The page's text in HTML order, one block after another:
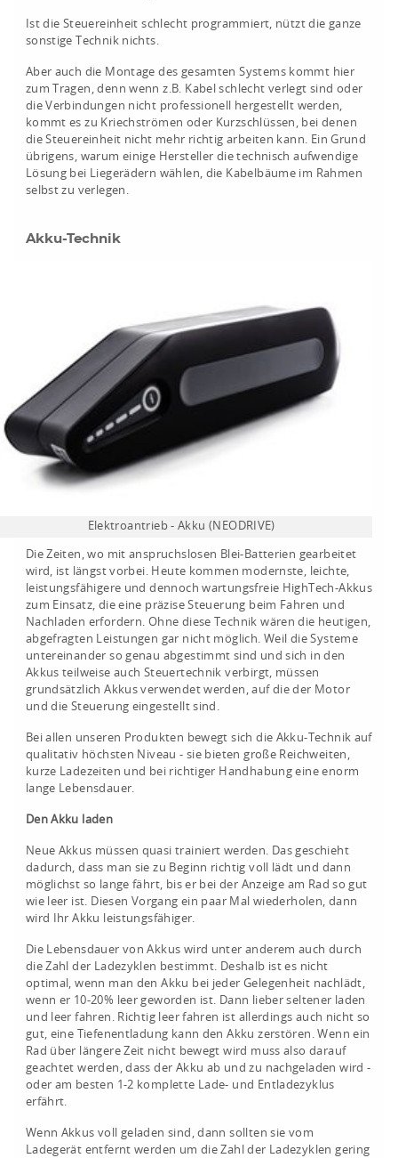
Ist die Steuereinheit schlecht programmiert, nützt die ganze
sonstige Technik nichts.
Aber auch die Montage des gesamten Systems kommt hier
zum Tragen, denn wenn z.B. Kabel schlecht verlegt sind oder
die Verbindungen nicht professionell hergestellt werden,
kommt es zu Kriechströmen oder Kurzschlüssen, bei denen
die Steuereinheit nicht mehr richtig arbeiten kann. Ein Grund
übrigens, warum einige Hersteller die technisch aufwendige
Lösung bei Liegerädern wählen, die Kabelbäume im Rahmen
selbst zu verlegen.
Akku-Technik
Elektroantrieb - Akku (NEODRIVE)
Die Zeiten, wo mit anspruchslosen Blei-Batterien gearbeitet
wird, ist längst vorbei. Heute kommen modernste, leichte,
leistungsfähigere und dennoch wartungsfreie HighTech-Akkus
zum Einsatz, die eine präzise Steuerung beim Fahren und
Nachladen erfordern. Ohne diese Technik wären die heutigen,
abgefragten Leistungen gar nicht möglich. Weil die Systeme
untereinander so genau abgestimmt sind und sich in den
Akkus teilweise auch Steuertechnik verbirgt, müssen
grundsätzlich Akkus verwendet werden, auf die der Motor
und die Steuerung eingestellt sind.
Bei allen unseren Produkten bewegt sich die Akku-Technik auf
qualitativ höchsten Niveau - sie bieten große Reichweiten,
kurze Ladezeiten und bei richtiger Handhabung eine enorm
lange Lebensdauer.
Den Akku laden
Neue Akkus müssen quasi trainiert werden. Das geschieht
dadurch, dass man sie zu Beginn richtig voll lädt und dann
möglichst so lange fährt, bis er bei der Anzeige am Rad so gut
wie leer ist. Diesen Vorgang ein paar Mal wiederholen, dann
wird Ihr Akku leistungsfähiger.
Die Lebensdauer von Akkus wird unter anderem auch durch
die Zahl der Ladezyklen bestimmt. Deshalb ist es nicht
optimal, wenn man den Akku bei jeder Gelegenheit nachlädt,
wenn er 10-20% leer geworden ist. Dann lieber seltener laden
und leer fahren. Richtig leer fahren ist allerdings auch nicht so
gut, eine Tiefenentladung kann den Akku zerstören. Wenn ein
Rad über längere Zeit nicht bewegt wird muss also darauf
geachtet werden, dass der Akku ab und zu nachgeladen wird -
oder am besten 1-2 komplette Lade- und Entladezyklus
erfährt.
Wenn Akkus voll geladen sind, dann sollten sie vom
Ladegerät entfernt werden um die Zahl der Ladezyklen gering